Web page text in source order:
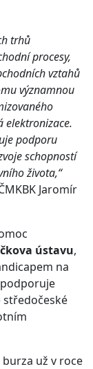
trhů
procesy,
vztahů
významnou
elektronizace.
podporu
schopností
života,“
Jaromír
ústavu,
na
středočeské
už v roce